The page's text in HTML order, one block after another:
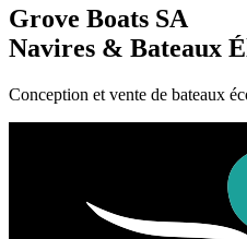
Grove Boats SA
Navires & Bateaux
Conception et vente de bateaux